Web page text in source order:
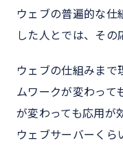
ウェブの普遍的な仕
した人とでは、その
ウェブの仕組みまで
ムワークが変わって
が変わっても応用が
ウェブサーバーくら